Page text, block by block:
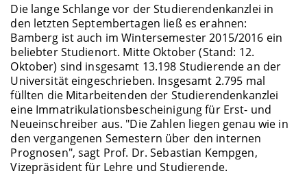
Die lange Schlange vor der Studierendenkanzlei in
den letzten Septembertagen ließ es erahnen:
Bamberg ist auch im Wintersemester 2015/2016 ein
beliebter Studienort. Mitte Oktober (Stand: 12.
Oktober) sind insgesamt 13.198 Studierende an der
Universität eingeschrieben. Insgesamt 2.795 mal
füllten die Mitarbeitenden der Studierendenkanzlei
eine Immatrikulationsbescheinigung für Erst- und
Neueinschreiber aus. "Die Zahlen liegen genau wie in
den vergangenen Semestern über den internen
Prognosen", sagt Prof. Dr. Sebastian Kempgen,
Vizepräsident für Lehre und Studierende.